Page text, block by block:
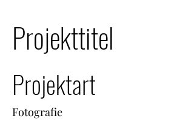
Projekttitel
Projektart
Fotografie